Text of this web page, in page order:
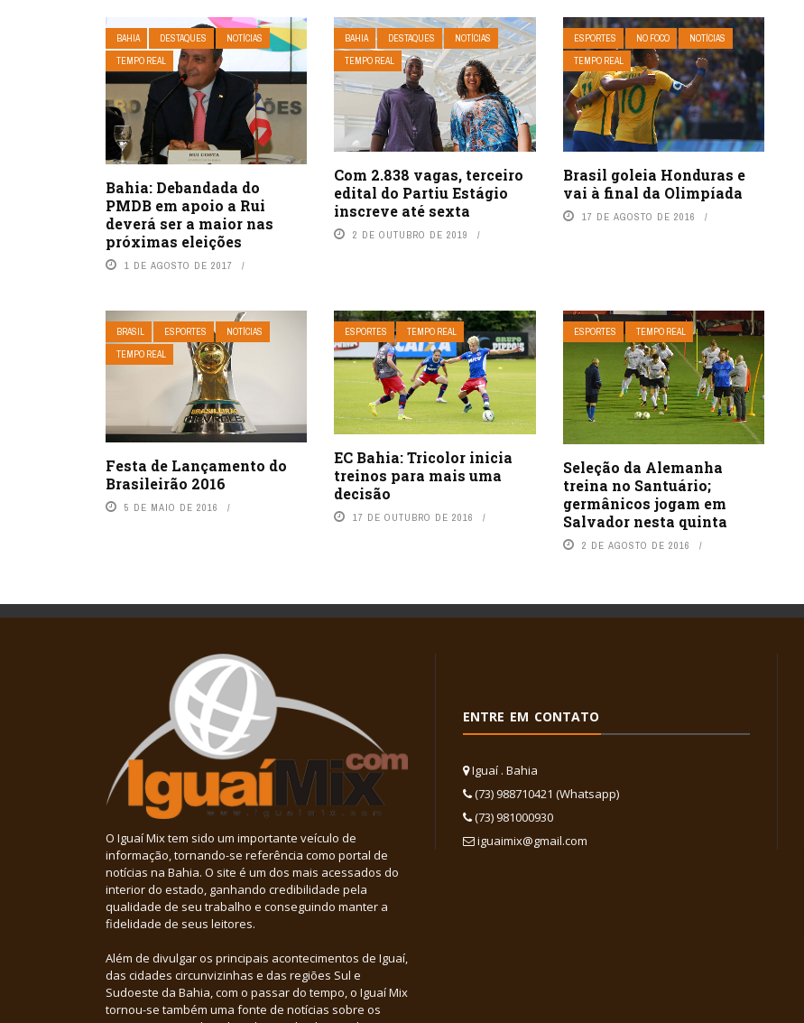
BAHIA DESTAQUES
NOTÍCIAS
TEMPO REAL
Bahia: Debandada do
PMDB em apoio a Rui
deverá ser a maior nas
próximas eleições
1 DE AGOSTO DE 2017
BAHIA DESTAQUES
NOTÍCIAS
TEMPO REAL
Com 2.838 vagas, terceiro
edital do Partiu Estágio
inscreve até sexta
2 DE OUTUBRO DE 2019
ESPORTES NO FOCO
NOTÍCIAS
TEMPO REAL
Brasil goleia Honduras e
vai à final da Olimpíada
17 DE AGOSTO DE 2016
BRASIL ESPORTES
NOTÍCIAS
TEMPO REAL
Festa de Lançamento do
Brasileirão 2016
5 DE MAIO DE 2016
ESPORTES TEMPO REAL
EC Bahia: Tricolor inicia
treinos para mais uma
decisão
17 DE OUTUBRO DE 2016
ESPORTES TEMPO REAL
Seleção da Alemanha
treina no Santuário;
germânicos jogam em
Salvador nesta quinta
2 DE AGOSTO DE 2016
O Iguaí Mix tem sido um importante veículo de
informação, tornando-se referência como portal de
notícias na Bahia. O site é um dos mais acessados do
interior do estado, ganhando credibilidade pela
qualidade de seu trabalho e conseguindo manter a
fidelidade de seus leitores.
Além de divulgar os principais acontecimentos de Iguaí,
das cidades circunvizinhas e das regiões Sul e
Sudoeste da Bahia, com o passar do tempo, o Iguaí Mix
tornou-se também uma fonte de notícias sobre os
ENTRE EM CONTATO
Iguaí . Bahia
(73) 988710421 (Whatsapp)
(73) 981000930
iguaimix@gmail.com